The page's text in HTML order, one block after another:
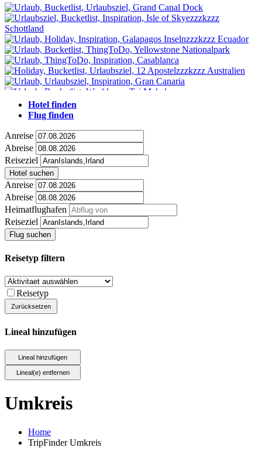
Hotel finden
Flug finden
Anreise
Abreise
Reiseziel
Hotel suchen
Anreise
Abreise
Heimatflughafen
Reiseziel
Flug suchen
Reisetyp filtern
Reisetyp
Lineal hinzufügen
Umkreis
Home
TripFinder Umkreis